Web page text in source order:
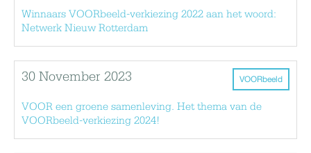
Winnaars VOORbeeld-verkiezing 2022 aan het woord:
Netwerk Nieuw Rotterdam
VOORbeeld
30 November 2023
VOOR een groene samenleving. Het thema van de
VOORbeeld-verkiezing 2024!